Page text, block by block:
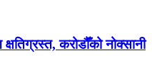
करोडौँको नोक्सानी